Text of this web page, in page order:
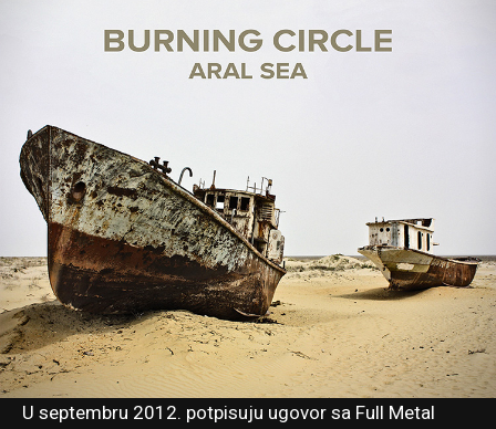
U septembru 2012. potpisuju ugovor sa Full Metal